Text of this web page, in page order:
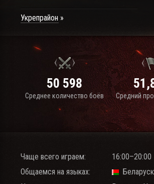
Укрепрайон
50 598
Среднее количество боёв Средний
Чаще всего играем: 16:00–20:00
Общаемся на языках: